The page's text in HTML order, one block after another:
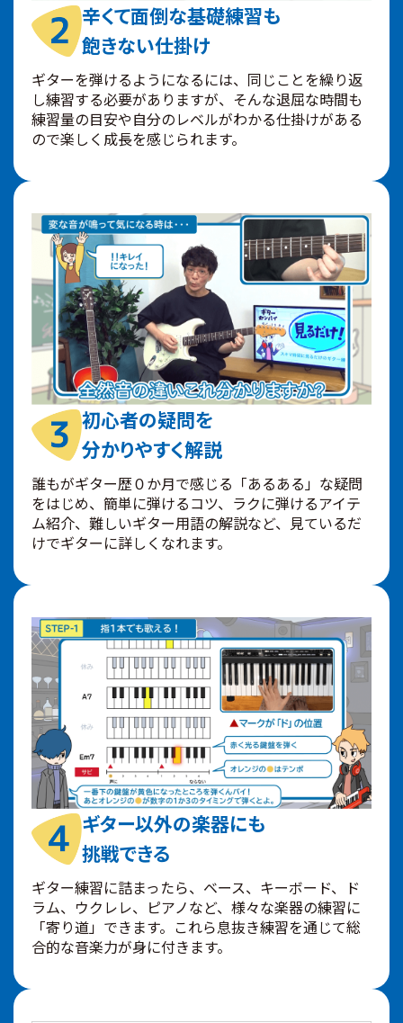
辛くて面倒な基礎練習も
飽きない仕掛け
ギターを弾けるようになるには、同じことを繰り返
し練習する必要がありますが、そんな退屈な時間も
練習量の目安や自分のレベルがわかる仕掛けがある
ので楽しく成長を感じられます。
初心者の疑問を
分かりやすく解説
誰もがギター歴０か月で感じる「あるある」な疑問
をはじめ、簡単に弾けるコツ、ラクに弾けるアイテ
ム紹介、難しいギター用語の解説など、見ているだ
けでギターに詳しくなれます。
ギター以外の楽器にも
挑戦できる
ギター練習に詰まったら、ベース、キーボード、ド
ラム、ウクレレ、ピアノなど、様々な楽器の練習に
「寄り道」できます。これら息抜き練習を通じて総
合的な音楽力が身に付きます。